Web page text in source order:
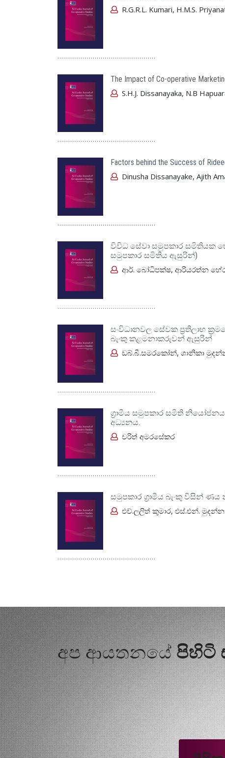
R.G.R.L. Kumari, H.M.S.
..................................................
The Impact of Co-operative
S.H.J. Dissanayaka, N.B
..................................................
Factors behind the Success of
Dinusha Dissanayake, Ajith
..................................................
විවිධ සේවා සමුපකාර සමිතියක
සමුපකාර සමිතිය ඇසුරින්)
ආර්. බෝධිපක්ෂ, ආරියරත්න
..................................................
සංවිධානවල සේවක ප්‍රතිලාභ
බැංකු කළමනාකරුවන් ඇසුරින්
ඩබ්.බී.සමරකෝන්, ශානිකා
..................................................
ග්‍රාමීය සමුපකාර සමිති
අධ්‍යනය.
චරිත් අමරසේකර
..................................................
සමුපකාර ග්‍රාමීය බැංකු විසින්
එච්.ලලිත් කුමාර, එස්.එන්.
..................................................
අප ආයතනයේපිහිටි